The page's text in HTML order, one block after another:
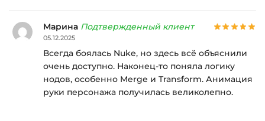
Марина Подтвержденный клиент
05.12.2025
Всегда боялась Nuke, но здесь всё объяснили
очень доступно. Наконец-то поняла логику
нодов, особенно Merge и Transform. Анимация
руки персонажа получилась великолепно.